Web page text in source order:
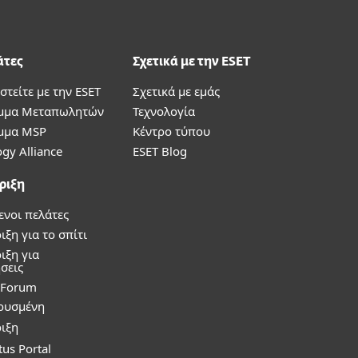
με την ESET
Μεταπωλητών
MSP
Alliance
πελάτες
για το σπίτι
για
Portal
Σχετικά με την ESET
Σχετικά με εμάς
Τεχνολογία
Κέντρο τύπου
ESET Blog